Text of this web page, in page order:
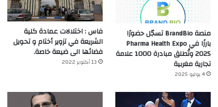
منصة BrandBio تسجّل حضورًا
بارزًا في Pharma Health Expo
2025 وتُطلق مبادرة 1000 علامة
تجارية مغربية
4 يوليو 2025
فاس : اختلالات عمادة كلية
الشريعة في تزوير أختام و تحويل
فضائها الى ضيعة خاصة.
13 أكتوبر 2022